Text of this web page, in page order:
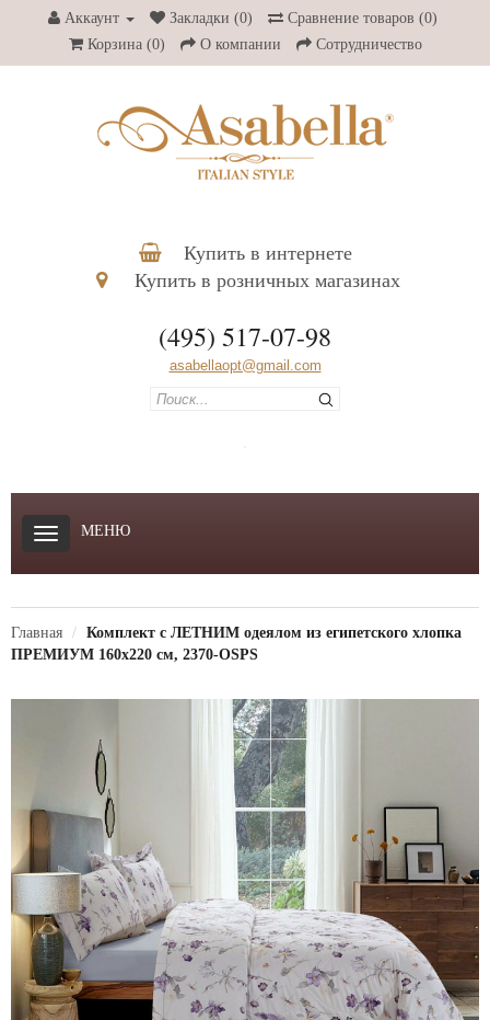
Аккаунт Закладки (0)
Сравнение товаров (0)
Корзина (0) О компании Сотрудничество
Купить в интернете
Купить в розничных магазинах
(495) 517-07-98
asabellaopt@gmail.com
МЕНЮ
Главная
Комплект с ЛЕТНИМ одеялом из египетского хлопка
ПРЕМИУМ 160х220 см, 2370-OSPS